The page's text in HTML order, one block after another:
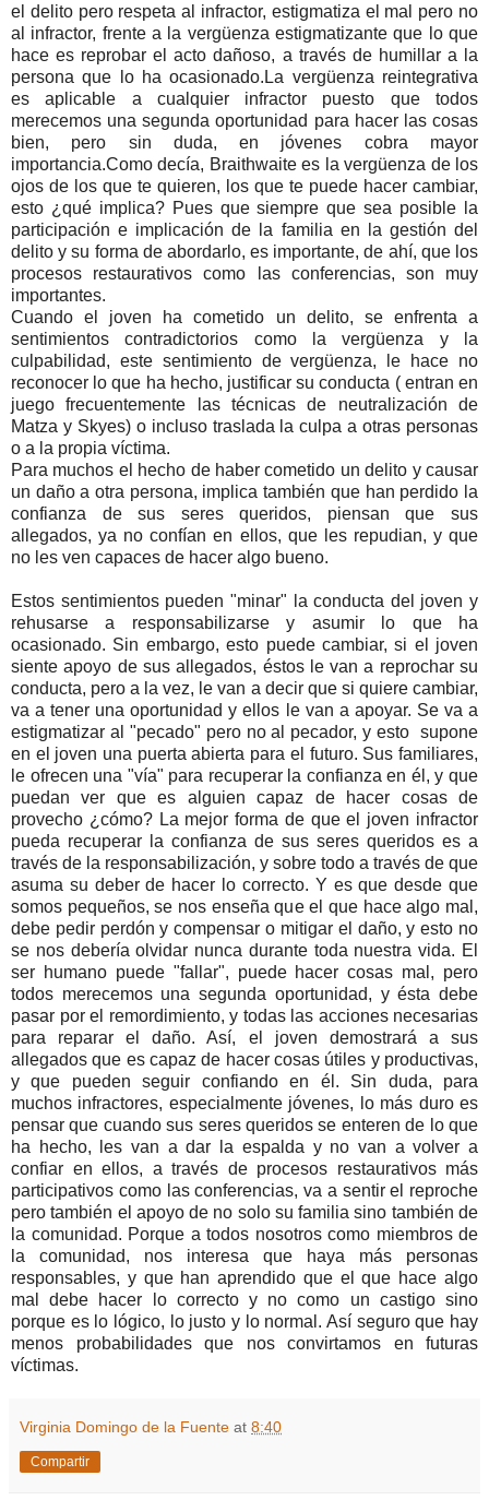
el delito pero respeta al infractor, estigmatiza el mal pero no
al infractor, frente a la vergüenza estigmatizante que lo que
hace es reprobar el acto dañoso, a través de humillar a la
persona que lo ha ocasionado.La vergüenza reintegrativa
es aplicable a cualquier infractor puesto que todos
merecemos una segunda oportunidad para hacer las cosas
bien, pero sin duda, en jóvenes cobra mayor
importancia.Como decía, Braithwaite es la vergüenza de los
ojos de los que te quieren, los que te puede hacer cambiar,
esto ¿qué implica? Pues que siempre que sea posible la
participación e implicación de la familia en la gestión del
delito y su forma de abordarlo, es importante, de ahí, que los
procesos restaurativos como las conferencias, son muy
importantes.
Cuando el joven ha cometido un delito, se enfrenta a
sentimientos contradictorios como la vergüenza y la
culpabilidad, este sentimiento de vergüenza, le hace no
reconocer lo que ha hecho, justificar su conducta ( entran en
juego frecuentemente las técnicas de neutralización de
Matza y Skyes) o incluso traslada la culpa a otras personas
o a la propia víctima.
Para muchos el hecho de haber cometido un delito y causar
un daño a otra persona, implica también que han perdido la
confianza de sus seres queridos, piensan que sus
allegados, ya no confían en ellos, que les repudian, y que
no les ven capaces de hacer algo bueno.
Estos sentimientos pueden "minar" la conducta del joven y
rehusarse a responsabilizarse y asumir lo que ha
ocasionado. Sin embargo, esto puede cambiar, si el joven
siente apoyo de sus allegados, éstos le van a reprochar su
conducta, pero a la vez, le van a decir que si quiere cambiar,
va a tener una oportunidad y ellos le van a apoyar. Se va a
estigmatizar al "pecado" pero no al pecador, y esto supone
en el joven una puerta abierta para el futuro. Sus familiares,
le ofrecen una "vía" para recuperar la confianza en él, y que
puedan ver que es alguien capaz de hacer cosas de
provecho ¿cómo? La mejor forma de que el joven infractor
pueda recuperar la confianza de sus seres queridos es a
través de la responsabilización, y sobre todo a través de que
asuma su deber de hacer lo correcto. Y es que desde que
somos pequeños, se nos enseña que el que hace algo mal,
debe pedir perdón y compensar o mitigar el daño, y esto no
se nos debería olvidar nunca durante toda nuestra vida. El
ser humano puede "fallar", puede hacer cosas mal, pero
todos merecemos una segunda oportunidad, y ésta debe
pasar por el remordimiento, y todas las acciones necesarias
para reparar el daño. Así, el joven demostrará a sus
allegados que es capaz de hacer cosas útiles y productivas,
y que pueden seguir confiando en él. Sin duda, para
muchos infractores, especialmente jóvenes, lo más duro es
pensar que cuando sus seres queridos se enteren de lo que
ha hecho, les van a dar la espalda y no van a volver a
confiar en ellos, a través de procesos restaurativos más
participativos como las conferencias, va a sentir el reproche
pero también el apoyo de no solo su familia sino también de
la comunidad. Porque a todos nosotros como miembros de
la comunidad, nos interesa que haya más personas
responsables, y que han aprendido que el que hace algo
mal debe hacer lo correcto y no como un castigo sino
porque es lo lógico, lo justo y lo normal. Así seguro que hay
menos probabilidades que nos convirtamos en futuras
víctimas.
Virginia Domingo de la Fuente at 8:40
Compartir